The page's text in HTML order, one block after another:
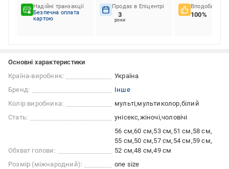
Надійні транзакції
Безпечна оплата
картою
Продає в Епіцентрі
3
роки
Вподобання
100%
Основні характеристики
Країна-виробник:
Україна
Бренд:
Інше
Колір виробника:
мульті мультиколор білий
Стать:
унісекс жіночі чоловічі
Обхват голови:
56 см 60 см 53 см 51 см 58 см
55 см 50 см 57 см 54 см 59 см
52 см 48 см 49 см
Розмір (міжнародний):
one size